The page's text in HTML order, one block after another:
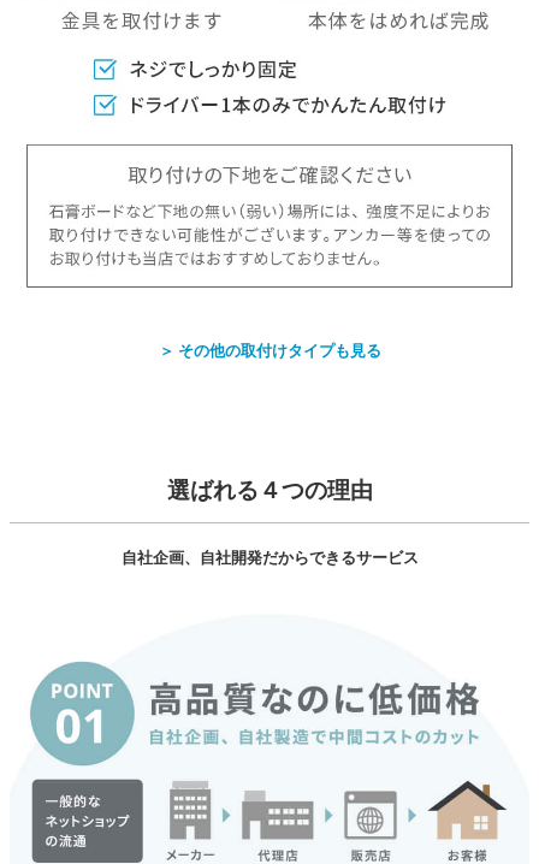
＞ その他の取付けタイプも見る
選ばれる４つの理由
自社企画、自社開発だからできるサービス